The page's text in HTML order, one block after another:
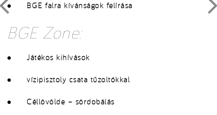
● BGE falra kívánságok felírása
BGE Zone:
● Játékos kihívások
● vízipisztoly csata tűzoltókkal
● Céllövölde – sördobálás